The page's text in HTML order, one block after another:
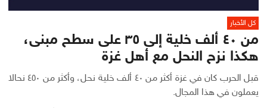
كل الأخبار
من ٤٠ ألف خلية إلى ٣٥ على سطح مبنى،
هكذا نزح النحل مع أهل غزة
قبل الحرب كان في غزة أكثر من ٤٠ ألف خلية نحل، وأكثر من ٤٥٠ نحالا
يعملون في هذا المجال.